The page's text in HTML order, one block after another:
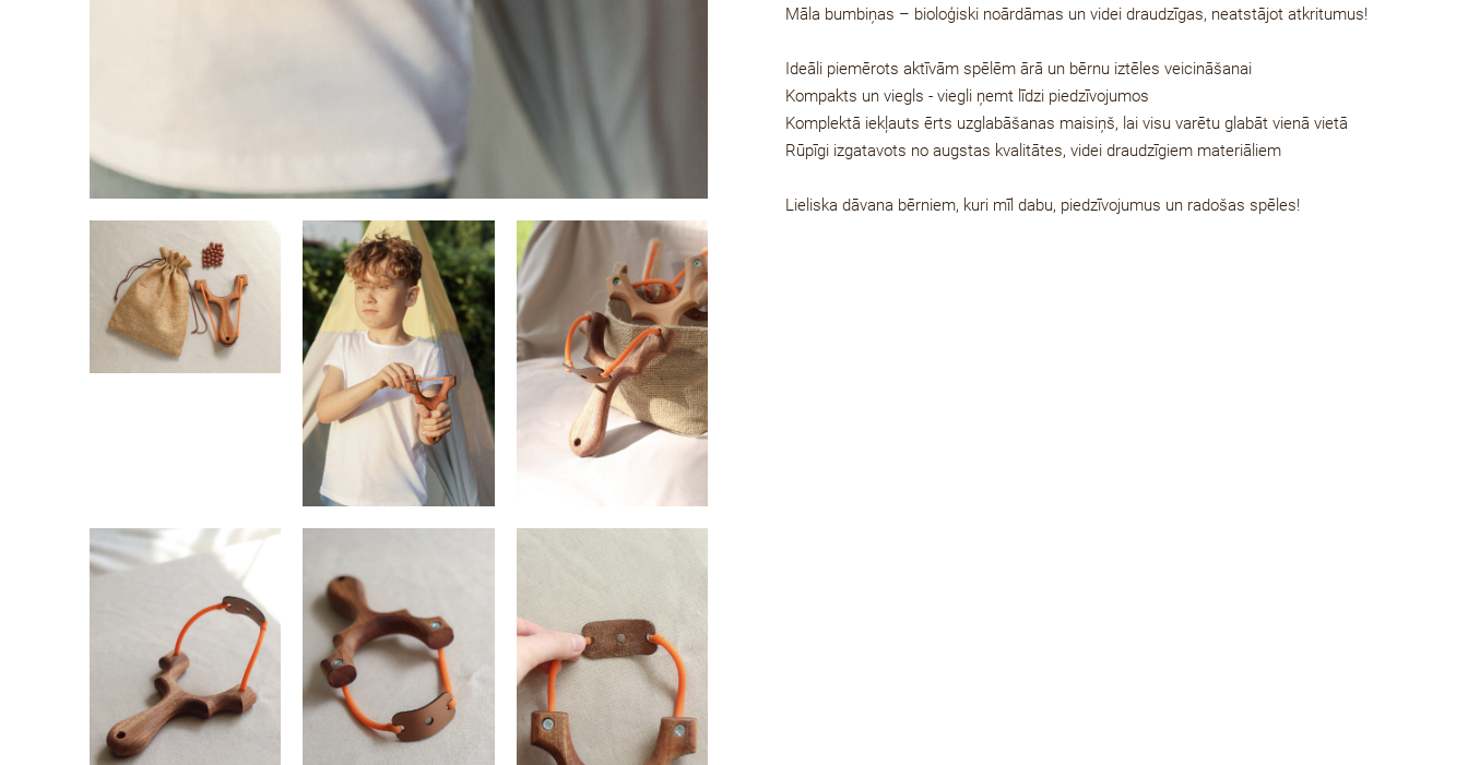
Māla bumbiņas – bioloģiski noārdāmas un videi draudzīgas, neatstājot atkritumus!
Ideāli piemērots aktīvām spēlēm ārā un bērnu iztēles veicināšanai
Kompakts un viegls - viegli ņemt līdzi piedzīvojumos
Komplektā iekļauts ērts uzglabāšanas maisiņš, lai visu varētu glabāt vienā vietā
Rūpīgi izgatavots no augstas kvalitātes, videi draudzīgiem materiāliem
Lieliska dāvana bērniem, kuri mīl dabu, piedzīvojumus un radošas spēles!